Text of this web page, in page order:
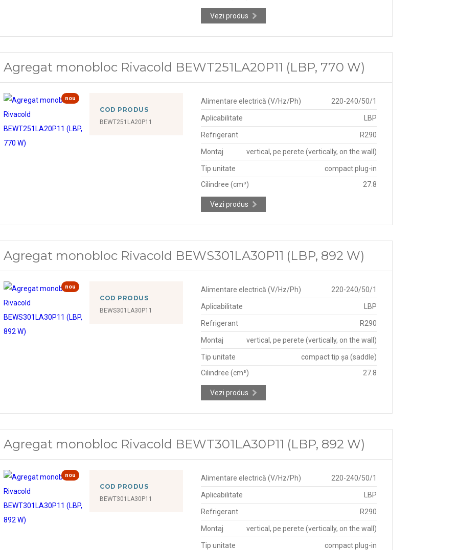
Vezi produs
Agregat monobloc Rivacold BEWT251LA20P11 (LBP, 770 W)
nou
COD PRODUS
BEWT251LA20P11
Alimentare electrică (V/Hz/Ph) 220-240/50/1
Aplicabilitate LBP
Refrigerant R290
Montaj vertical, pe perete (vertically, on the wall)
Tip unitate
compact plug-in
Cilindree (cm³)
27.8
Vezi produs
Agregat monobloc Rivacold BEWS301LA30P11 (LBP, 892 W)
nou
COD PRODUS
BEWS301LA30P11
Alimentare electrică (V/Hz/Ph) 220-240/50/1
Aplicabilitate LBP
Refrigerant R290
Montaj vertical, pe perete (vertically, on the wall)
Tip unitate
compact tip șa (saddle)
Cilindree (cm³)
27.8
Vezi produs
Agregat monobloc Rivacold BEWT301LA30P11 (LBP, 892 W)
nou
COD PRODUS
BEWT301LA30P11
Alimentare electrică (V/Hz/Ph) 220-240/50/1
Aplicabilitate LBP
Refrigerant R290
Montaj vertical, pe perete (vertically, on the wall)
Tip unitate
compact plug-in